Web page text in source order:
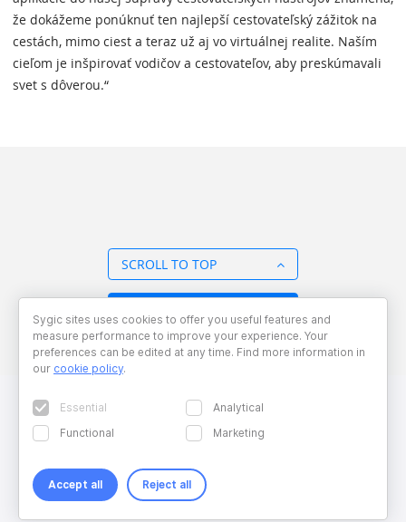
že dokážeme ponúknuť ten najlepší cestovateľský zážitok na
cestách, mimo ciest a teraz už aj vo virtuálnej realite. Naším
cieľom je inšpirovať vodičov a cestovateľov, aby preskúmavali
svet s dôverou.“
SCROLL TO TOP
Copyright © 2026 Sygic. All right reserved. Developed by
Sygic sites uses cookies to offer you useful features and
measure performance to improve your experience. Your
preferences can be edited at any time. Find more information in
our cookie policy.
Essential
Analytical
Functional
Marketing
Accept all Reject all